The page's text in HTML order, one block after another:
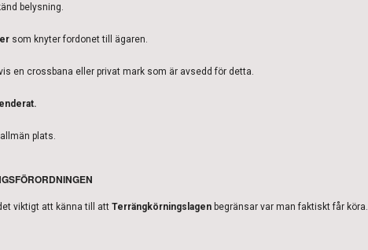
belysning.
som knyter fordonet till ägaren.
en crossbana eller privat mark som är avsedd för detta.
plats.
viktigt att känna till att Terrängkörningslagen begränsar var man faktiskt får köra.